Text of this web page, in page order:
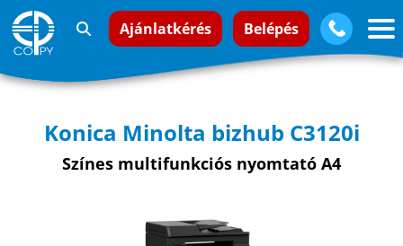
Ajánlatkérés Belépés
Konica Minolta bizhub C3120i
Színes multifunkciós nyomtató A4